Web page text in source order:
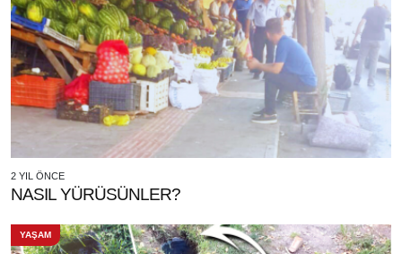
2 YIL ÖNCE
NASIL YÜRÜSÜNLER?
YAŞAM